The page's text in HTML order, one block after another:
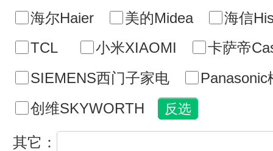
海尔Haier 美的Midea
海信
TCL
小米XIAOMI
卡萨帝
SIEMENS西门子家电
Panasonic
创维SKYWORTH
其它：